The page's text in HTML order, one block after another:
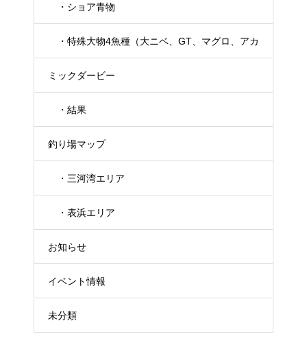
・ショア青物
・特殊大物4魚種（大ニベ、GT、マグロ、アカ
メ）
ミックダービー
・結果
釣り場マップ
・三河湾エリア
・表浜エリア
お知らせ
イベント情報
未分類